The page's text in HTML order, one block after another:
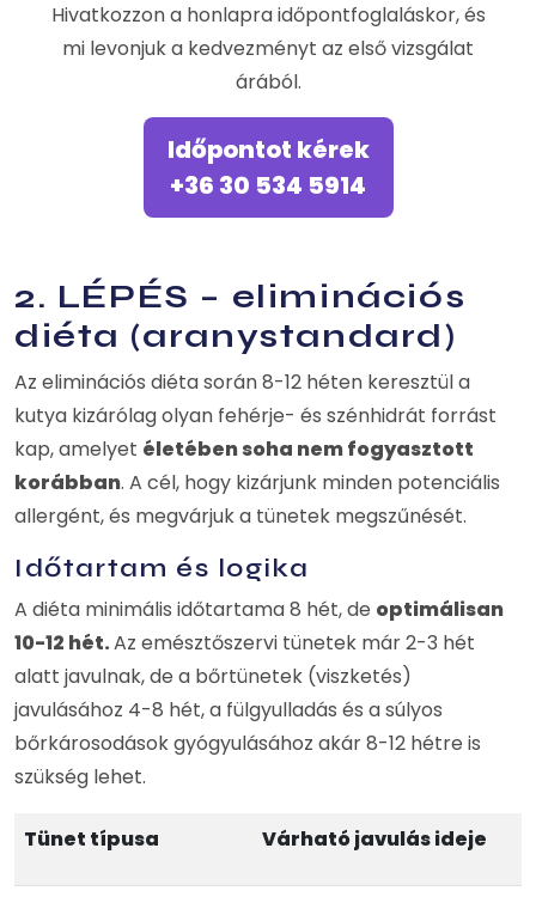
Hivatkozzon a honlapra időpontfoglaláskor, és
mi levonjuk a kedvezményt az első vizsgálat
árából.
Időpontot kérek
+36 30 534 5914
2. LÉPÉS – eliminációs
diéta (aranystandard)
Az eliminációs diéta során 8-12 héten keresztül a
kutya kizárólag olyan fehérje- és szénhidrát forrást
kap, amelyet életében soha nem fogyasztott
korábban. A cél, hogy kizárjunk minden potenciális
allergént, és megvárjuk a tünetek megszűnését.
Időtartam és logika
A diéta minimális időtartama 8 hét, de optimálisan
10-12 hét.Az emésztőszervi tünetek már 2-3 hét
alatt javulnak, de a bőrtünetek (viszketés)
javulásához 4-8 hét, a fülgyulladás és a súlyos
bőrkárosodások gyógyulásához akár 8-12 hétre is
szükség lehet.
Tünet típusa Várható javulás ideje